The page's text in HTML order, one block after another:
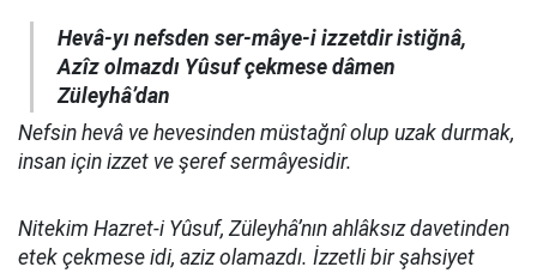
Hevâ-yı nefsden ser-mâye-i izzetdir istiğnâ,
Azîz olmazdı Yûsuf çekmese dâmen
Züleyhâ’dan
Nefsin hevâ ve hevesinden müstağnî olup uzak durmak,
insan için izzet ve şeref sermâyesidir.
Nitekim Hazret-i Yûsuf, Züleyhâ’nın ahlâksız davetinden
etek çekmese idi, aziz olamazdı. İzzetli bir şahsiyet